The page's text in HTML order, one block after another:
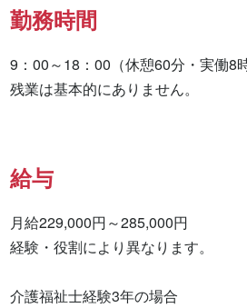
勤務時間
9：00～18：00（休憩60分・実働8
残業は基本的にありません。
給与
月給229,000円～285,000円
経験・役割により異なります。
介護福祉士経験3年の場合